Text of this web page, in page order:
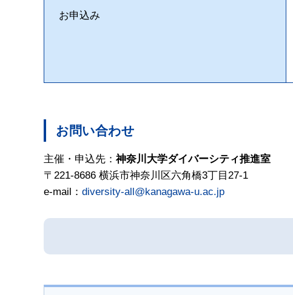
お申込み
お問い合わせ
主催・申込先：神奈川大学ダイバーシティ推進室
〒221-8686 横浜市神奈川区六角橋3丁目27-1
e-mail： diversity-all@kanagawa-u.ac.jp